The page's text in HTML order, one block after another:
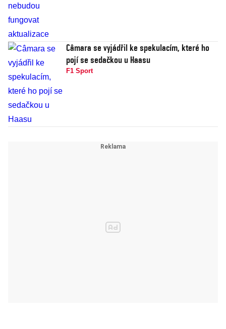
Câmara se vyjádřil ke spekulacím, které ho
pojí se sedačkou u Haasu
F1 Sport